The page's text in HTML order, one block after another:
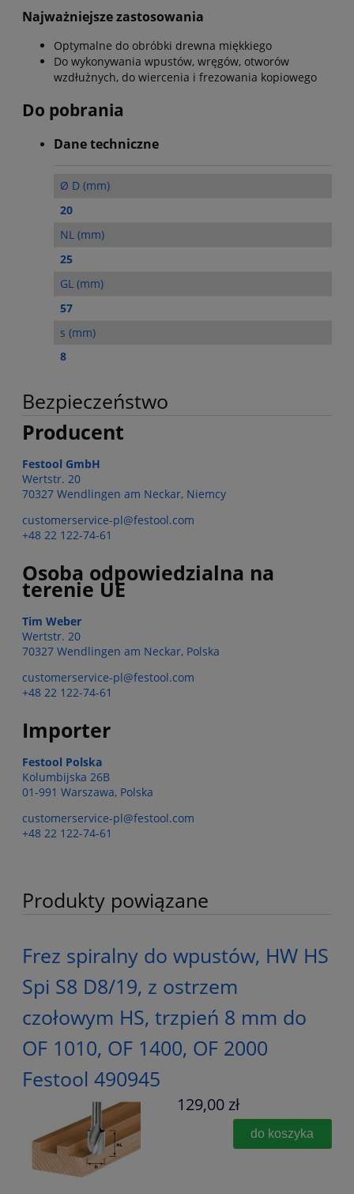
Najważniejsze zastosowania
Optymalne do obróbki drewna miękkiego
Do wykonywania wpustów, wręgów, otworów
wzdłużnych, do wiercenia i frezowania kopiowego
Do pobrania
Dane techniczne
Ø D (mm)
20
NL (mm)
25
GL (mm)
57
s (mm)
8
Bezpieczeństwo
Producent
Festool GmbH
Wertstr. 20
70327 Wendlingen am Neckar, Niemcy
customerservice-pl@festool.com
+48 22 122-74-61
Osoba odpowiedzialna na
terenie UE
Tim Weber
Wertstr. 20
70327 Wendlingen am Neckar, Polska
customerservice-pl@festool.com
+48 22 122-74-61
Importer
Festool Polska
Kolumbijska 26B
01-991 Warszawa, Polska
customerservice-pl@festool.com
+48 22 122-74-61
Produkty powiązane
Frez spiralny do wpustów, HW HS
Spi S8 D8/19, z ostrzem
czołowym HS, trzpień 8 mm do
OF 1010, OF 1400, OF 2000
Festool 490945
129,00 zł
do koszyka